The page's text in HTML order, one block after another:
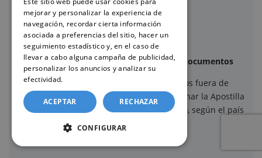
Apostilla de La Haya y legalización de documentos
Cuando el certificado debe surtir efectos fuera de
España, ofrecemos la posibilidad de gestionar la Apostilla
de La Haya o la legalización del documento, según el país
de destino.
mejorar y personalizar la experiencia de
navegación, recordar cierta información
asociada a preferencias del sitio, hacer un
seguimiento estadístico y, en el caso de
llevar a cabo alguna campaña de publicidad,
personalizar los anuncios y analizar su
efectividad.
ACEPTAR RECHAZAR
CONFIGURAR